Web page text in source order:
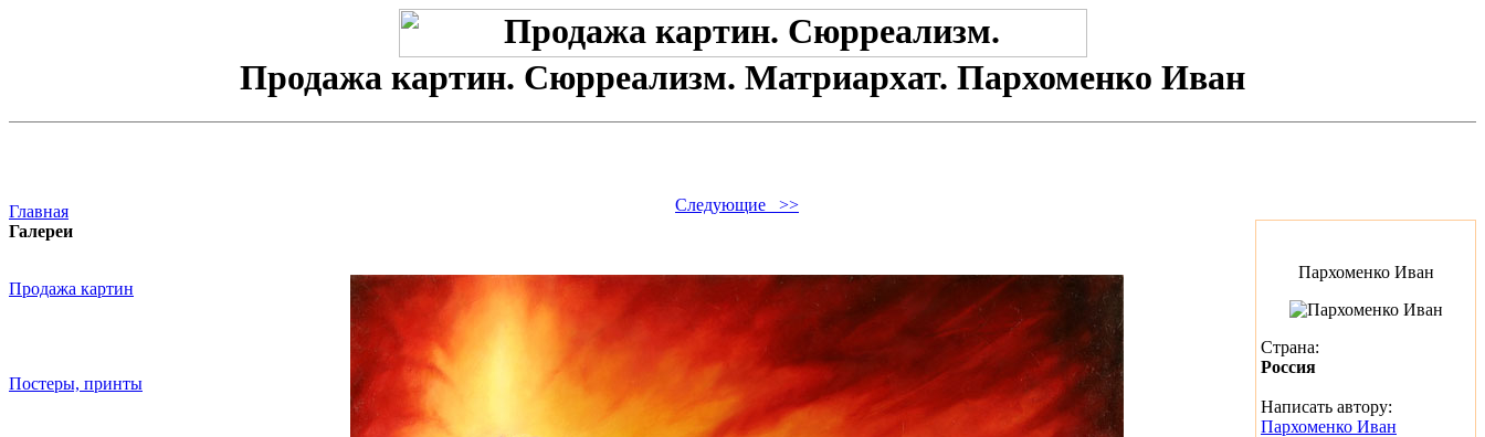
Продажа картин. Сюрреализм. Матриархат. Пархоменко Иван
Главная
Галереи
Продажа картин
Постеры, принты
Следующие >>
Пархоменко Иван
Страна:
Россия
Написать автору:
Пархоменко Иван